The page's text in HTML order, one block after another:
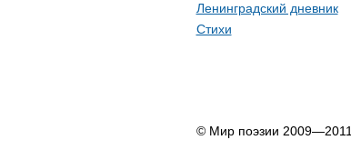
Ленинградский дневник
Стихи
© Мир поэзии 2009—2011